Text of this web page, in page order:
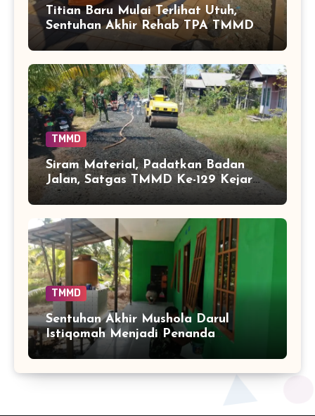
Titian Baru Mulai Terlihat Utuh,
Sentuhan Akhir Rehab TPA TMMD
Perkuat Akses Warga di Tamban
Bangun
TMMD
Siram Material, Padatkan Badan
Jalan, Satgas TMMD Ke-129 Kejar
Kualitas Akses Desa Tamban
Bangun
TMMD
Sentuhan Akhir Mushola Darul
Istiqomah Menjadi Penanda
Hadirnya Ruang Ibadah yang Lebih